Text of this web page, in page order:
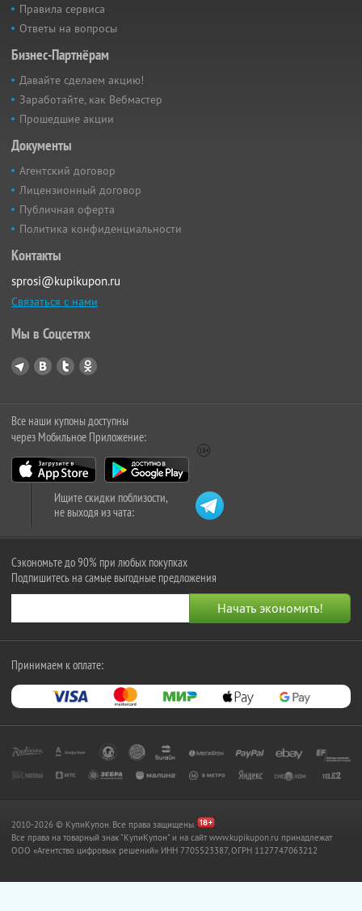
Правила сервиса
Ответы на вопросы
Бизнес-Партнёрам
Давайте сделаем акцию!
Заработайте, как Вебмастер
Прошедшие акции
Документы
Агентский договор
Лицензионный договор
Публичная оферта
Политика конфиденциальности
Контакты
sprosi@kupikupon.ru
Связаться с нами
Мы в Соцсетях
Все наши купоны доступны
через Мобильное Приложение:
Ищите скидки поблизости,
не выходя из чата:
Сэкономьте до 90% при любых покупках
Подпишитесь на самые выгодные предложения
Принимаем к оплате:
2010-2026 © КупиКупон. Все права защищены.
Все права на товарный знак "КупиКупон" и на сайт www.kupikupon.ru принадлежат
OOO «Агентство цифровых решений» ИНН 7705523387, ОГРН 1127747063212